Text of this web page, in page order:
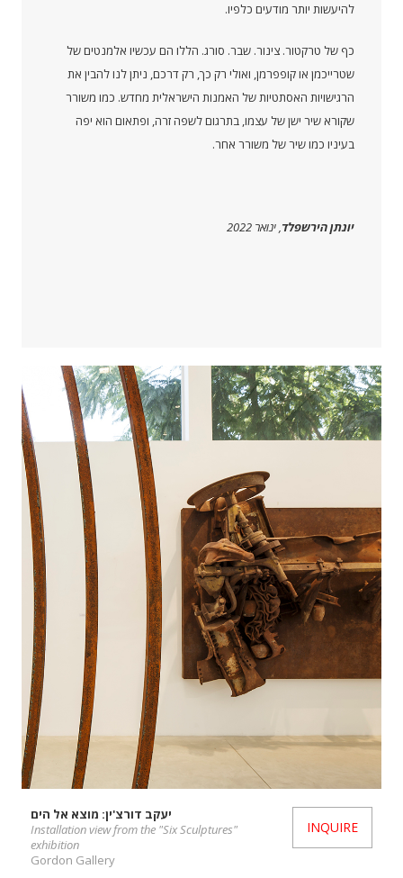
להיעשות יותר מודעים כלפיו.
כף של טרקטור. צינור. שבר. סורג. הללו הם עכשיו אלמנטים של
שטרייכמן או קופפרמן, ואולי רק כך, רק דרכם, ניתן לנו להבין את
הרגישויות האסתטיות של האמנות הישראלית מחדש. כמו משורר
שקורא שיר ישן של עצמו, בתרגום לשפה זרה, ופתאום הוא יפה
בעיניו כמו שיר של משורר אחר.
יונתן הירשפלד, ינואר 2022
יעקב דורצ'ין: מוצא אל הים
Installation view from the "Six Sculptures"
exhibition
Gordon Gallery
INQUIRE